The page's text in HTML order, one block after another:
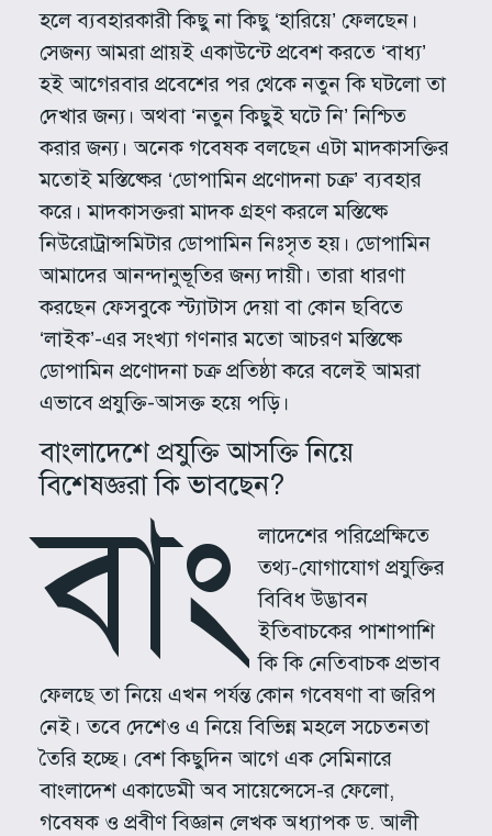
হলে ব্যবহারকারী কিছু না কিছু ‘হারিয়ে’ ফেলছেন।
সেজন্য আমরা প্রায়ই একাউন্টে প্রবেশ করতে ‘বাধ্য’
হই আগেরবার প্রবেশের পর থেকে নতুন কি ঘটলো তা
দেখার জন্য। অথবা ‘নতুন কিছুই ঘটে নি’ নিশ্চিত
করার জন্য। অনেক গবেষক বলছেন এটা মাদকাসক্তির
মতোই মস্তিষ্কের ‘ডোপামিন প্রণোদনা চক্র’ ব্যবহার
করে। মাদকাসক্তরা মাদক গ্রহণ করলে মস্তিষ্কে
নিউরোট্রান্সমিটার ডোপামিন নিঃসৃত হয়। ডোপামিন
আমাদের আনন্দানুভূতির জন্য দায়ী। তারা ধারণা
করছেন ফেসবুকে স্ট্যাটাস দেয়া বা কোন ছবিতে
‘লাইক’-এর সংখ্যা গণনার মতো আচরণ মস্তিষ্কে
ডোপামিন প্রণোদনা চক্র প্রতিষ্ঠা করে বলেই আমরা
এভাবে প্রযুক্তি-আসক্ত হয়ে পড়ি।
বাংলাদেশে প্রযুক্তি আসক্তি নিয়ে
বিশেষজ্ঞরা কি ভাবছেন?
বাং
লাদেশের পরিপ্রেক্ষিতে
তথ্য-যোগাযোগ প্রযুক্তির
বিবিধ উদ্ভাবন
ইতিবাচকের পাশাপাশি
কি কি নেতিবাচক প্রভাব
ফেলছে তা নিয়ে এখন পর্যন্ত কোন গবেষণা বা জরিপ
নেই। তবে দেশেও এ নিয়ে বিভিন্ন মহলে সচেতনতা
তৈরি হচ্ছে। বেশ কিছুদিন আগে এক সেমিনারে
বাংলাদেশ একাডেমী অব সায়েন্সেসে-র ফেলো,
গবেষক ও প্রবীণ বিজ্ঞান লেখক অধ্যাপক ড. আলী